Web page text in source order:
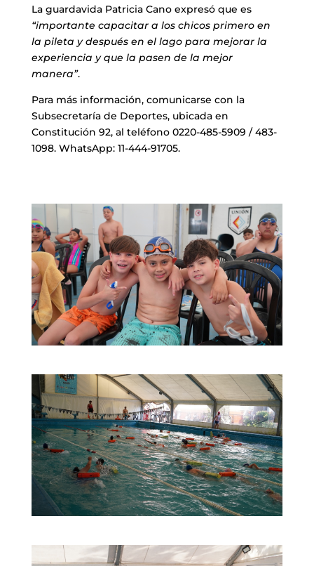
La guardavida Patricia Cano expresó que es
“importante capacitar a los chicos primero en
la pileta y después en el lago para mejorar la
experiencia y que la pasen de la mejor
manera”.
Para más información, comunicarse con la
Subsecretaría de Deportes, ubicada en
Constitución 92, al teléfono 0220-485-5909 / 483-
1098. WhatsApp: 11-444-91705.